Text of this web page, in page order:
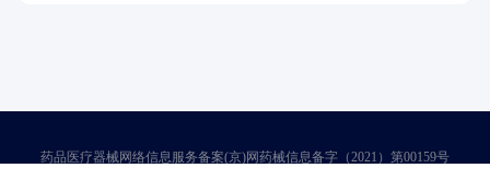
药品医疗器械网络信息服务备案(京)网药械信息备字（2021）第00159号